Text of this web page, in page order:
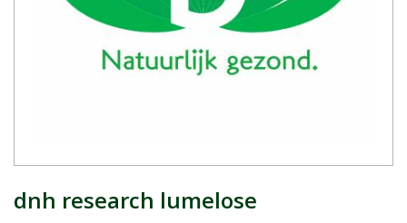
dnh research lumelose